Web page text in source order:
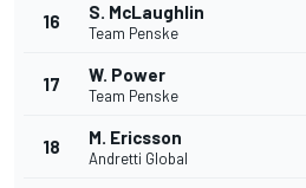
16 S. McLaughlin
Team Penske
17 W. Power
Team Penske
18 M. Ericsson
Andretti Global